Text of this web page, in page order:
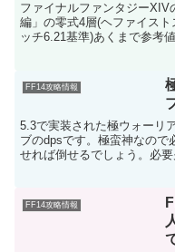
ファイナルファンタジーXIV
編」の零式4層(ヘファイス
ッチ6.21基準)あくまで参考
FF14攻略情報
5.3で実装された極ウォーリ
ブのdpsです。極蛮神なので
せれば倒せるでしょう。必
FF14攻略情報